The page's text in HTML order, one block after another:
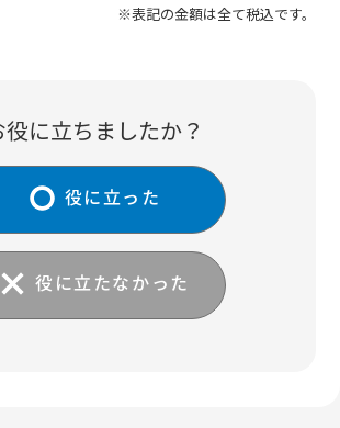
※表記の金額は全て税込です。
役に立ちましたか？
役に立った
役に立たなかった